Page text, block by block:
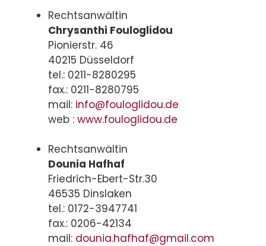
Rechtsanwältin
Chrysanthi Fouloglidou
Pionierstr. 46
40215 Düsseldorf
tel.: 0211-8280295
fax.: 0211-8280795
mail: info@fouloglidou.de
web : www.fouloglidou.de
Rechtsanwältin
Dounia Hafhaf
Friedrich-Ebert-Str.30
46535 Dinslaken
tel.: 0172-3947741
fax.: 0206-42134
mail: dounia.hafhaf@gmail.com